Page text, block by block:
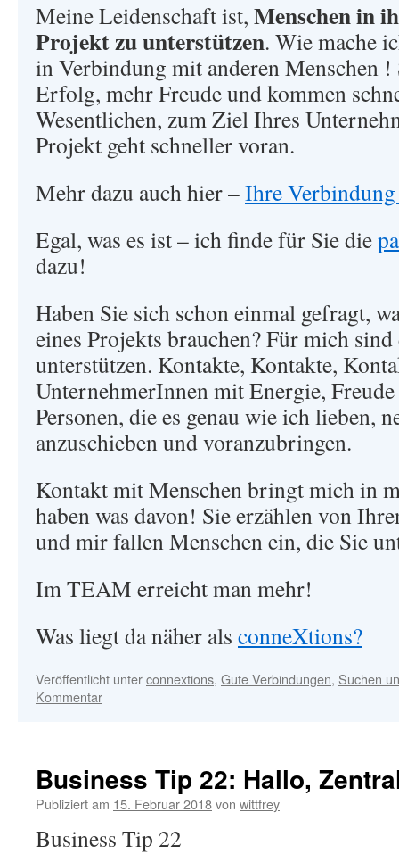
Meine Leidenschaft ist, Menschen in
Projekt zu unterstützen. Wie mache
in Verbindung mit anderen Menschen !
Erfolg, mehr Freude und kommen
Wesentlichen, zum Ziel Ihres
Projekt geht schneller voran.
Mehr dazu auch hier –Ihre
Egal, was es ist – ich finde für Sie die
dazu!
Haben Sie sich schon einmal gefragt,
eines Projekts brauchen? Für mich
unterstützen. Kontakte, Kontakte,
UnternehmerInnen mit Energie,
Personen, die es genau wie ich lieben,
anzuschieben und voranzubringen.
Kontakt mit Menschen bringt mich in
haben was davon! Sie erzählen von
und mir fallen Menschen ein, die Sie
Im TEAM erreicht man mehr!
Was liegt da näher als conneXtions?
Veröffentlicht unterconnextions, Gute Verbindungen, Suchen
Kommentar
Business Tip 22: Hallo,
Publiziert am 15. Februar 2018von wittfrey
Business Tip 22